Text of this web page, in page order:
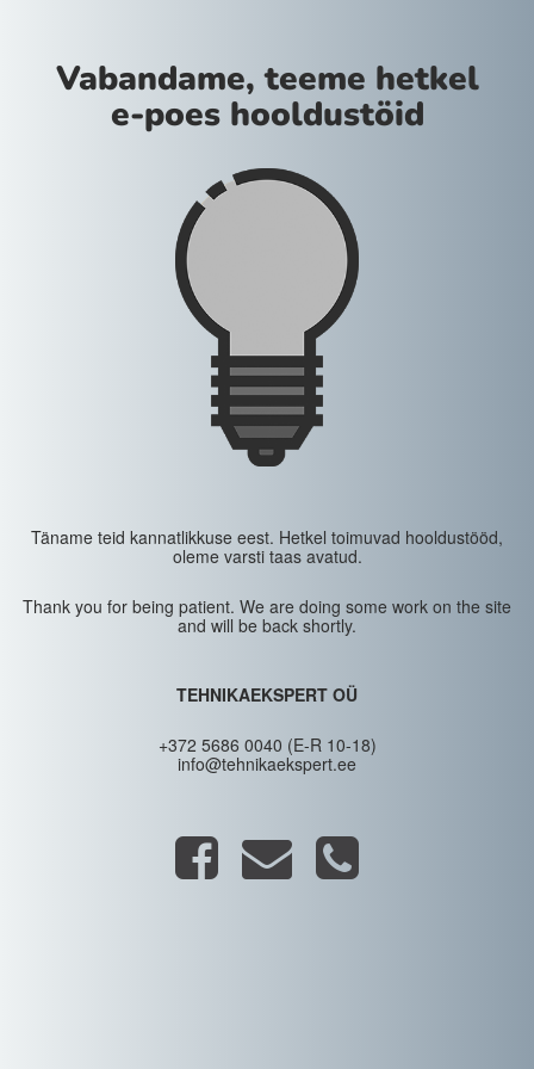
Vabandame, teeme hetkel
e-poes hooldustöid
Täname teid kannatlikkuse eest. Hetkel toimuvad hooldustööd,
oleme varsti taas avatud.
Thank you for being patient. We are doing some work on the site
and will be back shortly.
TEHNIKAEKSPERT OÜ
+372 5686 0040 (E-R 10-18)
info@tehnikaekspert.ee